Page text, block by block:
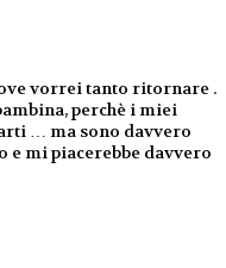
vorrei tanto ritornare .
perchè i miei
… ma sono davvero
e mi piacerebbe davvero